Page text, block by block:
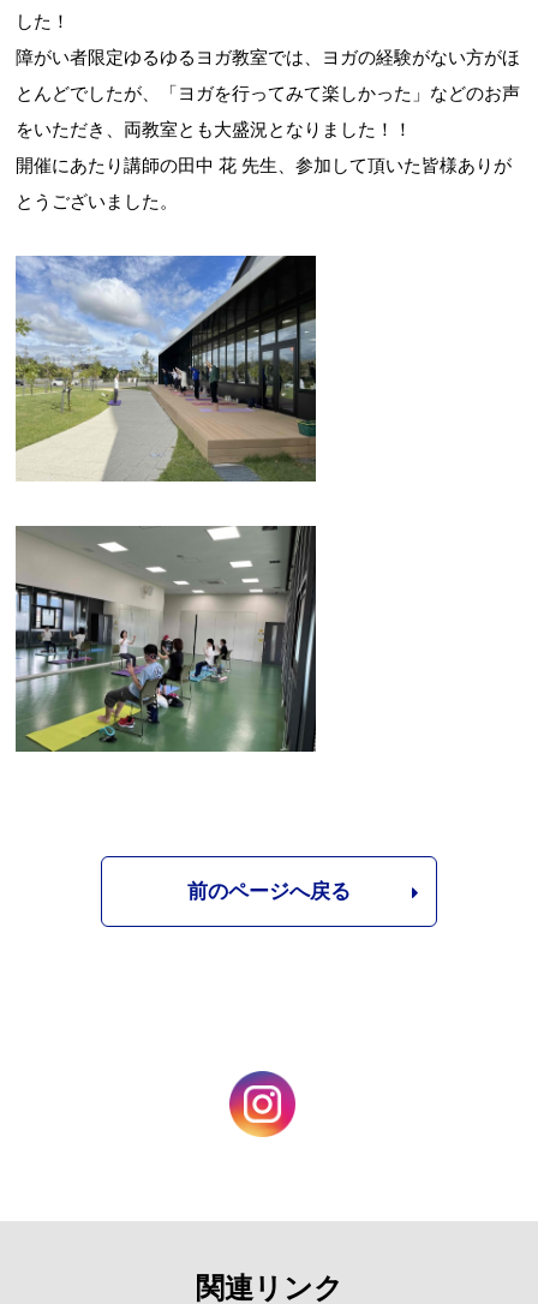
した！
障がい者限定ゆるゆるヨガ教室では、ヨガの経験がない方がほ
とんどでしたが、「ヨガを行ってみて楽しかった」などのお声
をいただき、両教室とも大盛況となりました！！
開催にあたり講師の田中 花 先生、参加して頂いた皆様ありが
とうございました。
前のページへ戻る
関連リンク